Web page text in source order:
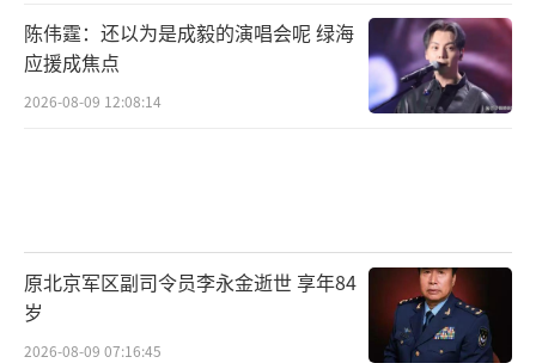
陈伟霆：还以为是成毅的演唱会呢 绿海
应援成焦点
2026-08-09 12:08:14
原北京军区副司令员李永金逝世 享年84
岁
2026-08-09 07:16:45